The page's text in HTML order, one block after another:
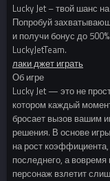
Lucky Jet – твой шанс
Попробуй
и получи бонус до
LuckyJetTeam.
лаки джет играть
Об игре
Lucky Jet — это не
котором каждый
бросает вызов вашим
решения. В основе
на рост
последнего, а
персонаж взлетит